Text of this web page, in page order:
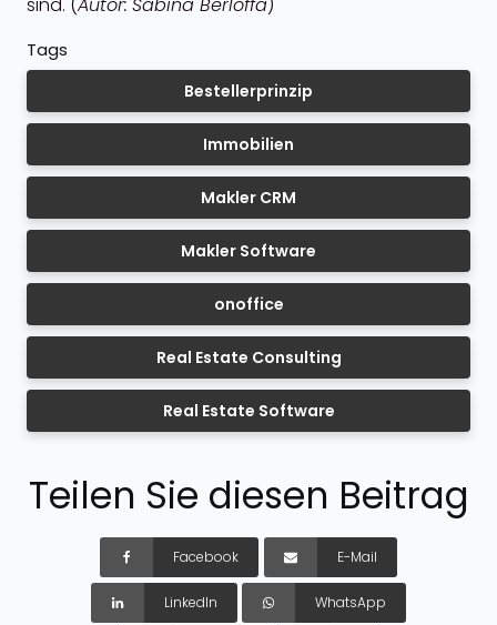
Tags
Bestellerprinzip
Immobilien
Makler CRM
Makler Software
onoffice
Real Estate Consulting
Real Estate Software
Teilen Sie diesen Beitrag
Facebook E-Mail
LinkedIn WhatsApp